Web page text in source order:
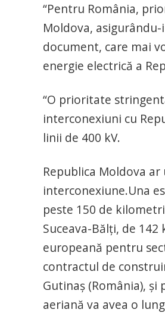
“Pentru România,
Moldova,
document, care mai
energie electrică a
“O prioritate
interconexiuni cu
linii de 400 kV.
Republica Moldova
interconexiune.Una
peste 150 de
Suceava-Bălți, de
europeană pentru
contractul de
Gutinaș (România),
aeriană va avea o